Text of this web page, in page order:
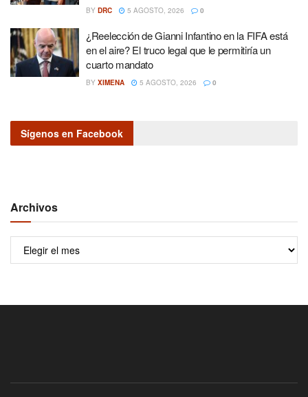
BY DRC 5 AGOSTO, 2026 0
¿Reelección de Gianni Infantino en la FIFA está
en el aire? El truco legal que le permitiría un
cuarto mandato
BY XIMENA 5 AGOSTO, 2026 0
Sígenos en Facebook
Archivos